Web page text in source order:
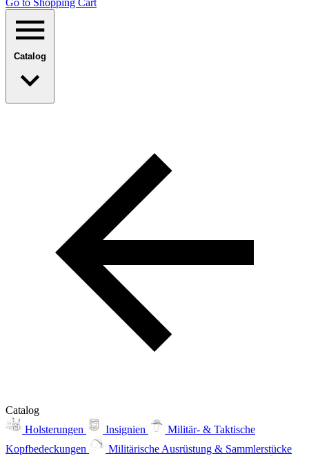
Go to Shopping Сart
Catalog
Catalog
Holsterungen
Insignien
Militär- & Taktische
Kopfbedeckungen
Militärische Ausrüstung & Sammlerstücke